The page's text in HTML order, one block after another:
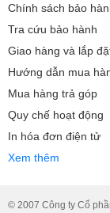
Khối lượng:
Bảo hành
Xuất xứ
Chính sách bảo
Tra cứu bảo hành
Giao hàng và lắp
Hướng dẫn mua
Mua hàng trả góp
Quy chế hoạt động
In hóa đơn điện tử
Xem thêm
© 2007 Công ty Cổ